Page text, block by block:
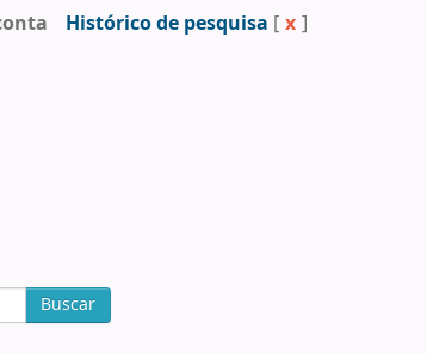
Histórico de pesquisa [ x ]
Buscar